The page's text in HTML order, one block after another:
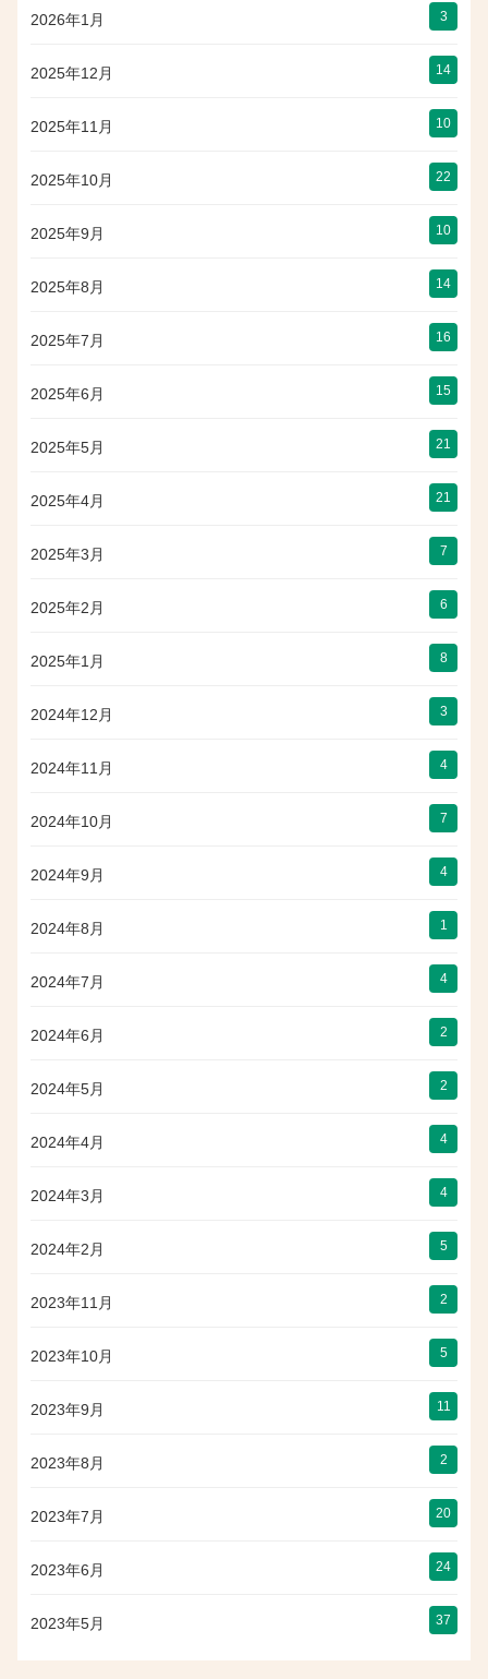
2026年1月 3
2025年12月 14
2025年11月 10
2025年10月 22
2025年9月 10
2025年8月 14
2025年7月 16
2025年6月 15
2025年5月 21
2025年4月 21
2025年3月 7
2025年2月 6
2025年1月 8
2024年12月 3
2024年11月 4
2024年10月 7
2024年9月 4
2024年8月 1
2024年7月 4
2024年6月 2
2024年5月 2
2024年4月 4
2024年3月 4
2024年2月 5
2023年11月 2
2023年10月 5
2023年9月 11
2023年8月 2
2023年7月 20
2023年6月 24
2023年5月 37